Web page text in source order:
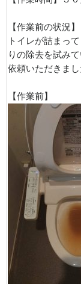
【作業前の状況】
トイレが詰まっ
りの除去を試み
依頼いただきまし
【作業前】